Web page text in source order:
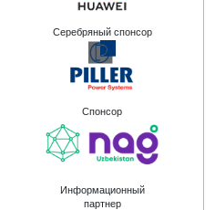
Серебряный спонсор
Спонсор
Информационный
партнер